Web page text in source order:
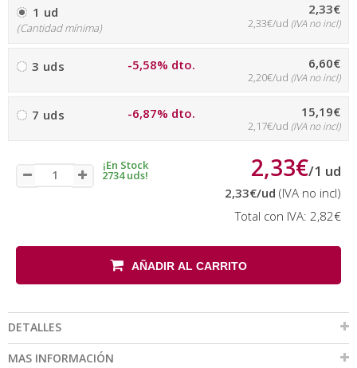
1 ud
(Cantidad mínima)
2,33€
2,33€/ud (IVA no incl)
3 uds -5,58% dto. 6,60€
2,20€/ud (IVA no incl)
7 uds -6,87% dto. 15,19€
2,17€/ud (IVA no incl)
¡En Stock
2734 uds! 2,33€/1 ud
2,33€/ud (IVA no incl)
Total con IVA: 2,82€
AÑADIR AL CARRITO
DETALLES
MAS INFORMACIÓN